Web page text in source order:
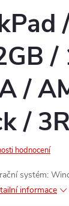
/
/
/
hodnocení
systém:
informace